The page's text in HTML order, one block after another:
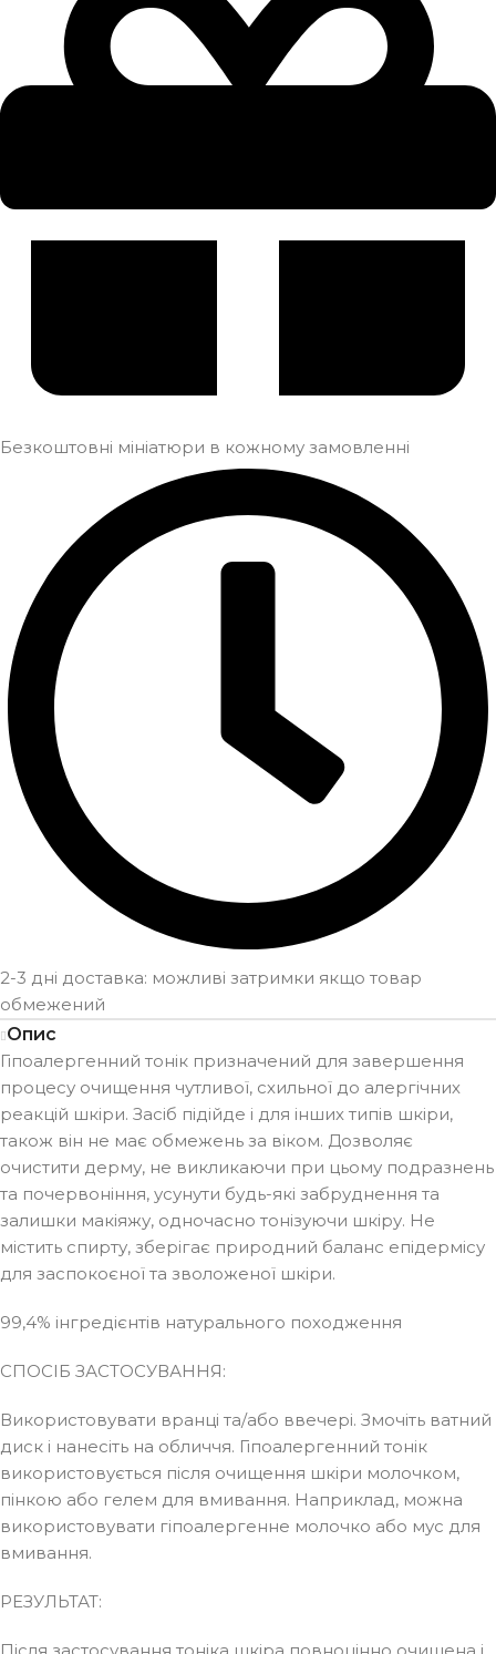
Безкоштовні мініатюри в кожному замовленні
2-3 дні доставка: можливі затримки якщо товар
обмежений
Опис
Гіпоалергенний тонік призначений для завершення
процесу очищення чутливої, схильної до алергічних
реакцій шкіри. Засіб підійде і для інших типів шкіри,
також він не має обмежень за віком. Дозволяє
очистити дерму, не викликаючи при цьому подразнень
та почервоніння, усунути будь-які забруднення та
залишки макіяжу, одночасно тонізуючи шкіру. Не
містить спирту, зберігає природний баланс епідермісу
для заспокоєної та зволоженої шкіри.
99,4% інгредієнтів натурального походження
СПОСІБ ЗАСТОСУВАННЯ:
Використовувати вранці та/або ввечері. Змочіть ватний
диск і нанесіть на обличчя. Гіпоалергенний тонік
використовується після очищення шкіри молочком,
пінкою або гелем для вмивання. Наприклад, можна
використовувати гіпоалергенне молочко або мус для
вмивання.
РЕЗУЛЬТАТ: